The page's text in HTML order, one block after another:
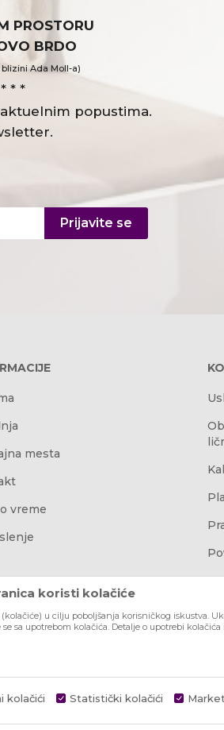
PROSTORU
BRDO
Ada Moll-a)
popustima.
Prijavite se
mesta
vreme
koristi kolačiće
(kolačiće) u cilju poboljšanja korisničkog iskustva.
sa upotrebom kolačića. Detalje o upotrebi
kolačići Statistički kolačići